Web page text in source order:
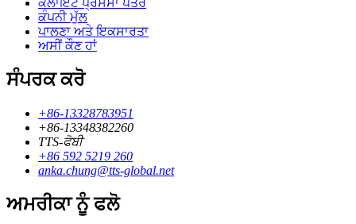
ਕਲਾਇੰਟ ਪ੍ਰਸੰਸਾ ਪੱਤਰ
ਕੰਪਨੀ ਮੁੱਲ
ਪਾਲਣਾ ਅਤੇ ਇਕਸਾਰਤਾ
ਅਸੀਂ ਕੌਣ ਹਾਂ
ਸੰਪਰਕ ਕਰੋ
+86-13328783951
+86-13348382260
TTS-ਫੋਬੀ
+86 592 5219 260
anka.chung@tts-global.net
ਅਮਰੀਕਾ ਨੂੰ ਫਲੋ